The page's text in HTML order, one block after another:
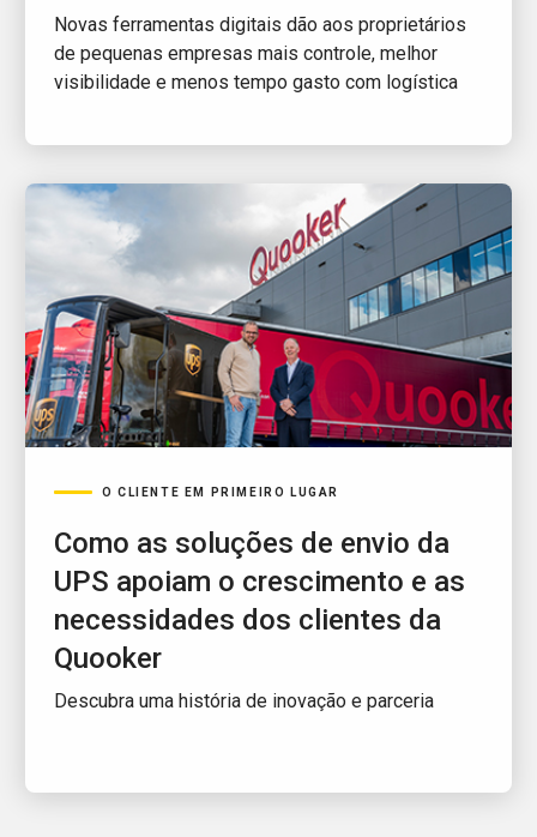
Novas ferramentas digitais dão aos proprietários
de pequenas empresas mais controle, melhor
visibilidade e menos tempo gasto com logística
O CLIENTE EM PRIMEIRO LUGAR
Como as soluções de envio da
UPS apoiam o crescimento e as
necessidades dos clientes da
Quooker
Descubra uma história de inovação e parceria